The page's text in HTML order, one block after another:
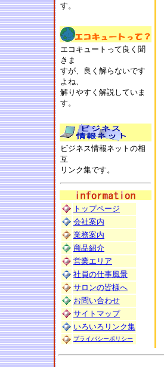
す。
エコキュートって良く聞
きま
すが、良く解らないです
よね、
解りやすく解説していま
す。
ビジネス情報ネットの相
互
リンク集です。
トップページ
会社案内
業務案内
商品紹介
営業エリア
社員の仕事風景
サロンの皆様へ
お問い合わせ
サイトマップ
いろいろリンク集
プライバシーポリシー